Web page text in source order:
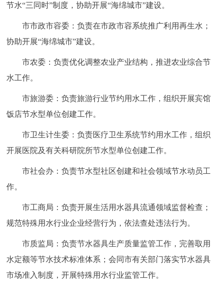
节水“三同时”制度，协助开展“海绵城市”建设。
市市政市容委：负责在市政市容系统推广利用再生水；
协助开展“海绵城市”建设。
市农委：负责优化调整农业产业结构，推进农业综合节
水工作。
市旅游委：负责旅游行业节约用水工作，组织开展宾馆
饭店节水型单位创建工作。
市卫生计生委：负责医疗卫生系统节约用水工作，组织
开展医院及有关科研院所节水型单位创建工作。
市社会办：负责节水型社区创建和社会领域节水动员工
作。
市工商局：负责开展生活用水器具流通领域监督检查；
规范特殊用水行业企业经营行为，依法查处违法行为。
市质监局：负责节水器具生产质量监管工作，完善取用
水定额等节水技术标准体系；会同市有关部门落实节水器具
市场准入制度，开展特殊用水行业监管工作。